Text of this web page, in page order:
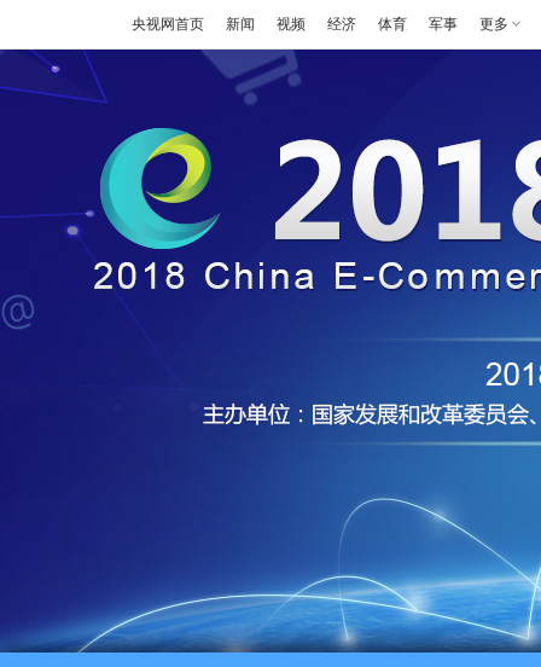
央视网首页 新闻 视频 经济 体育 军事 更多